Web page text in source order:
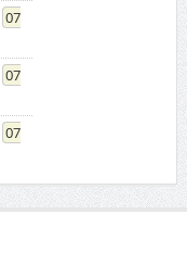
07
07
07